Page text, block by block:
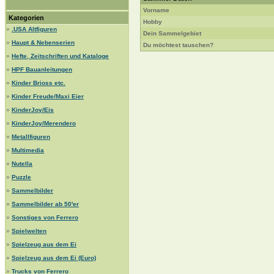
Kategorien
»
.USA Altfiguren
» Haupt & Nebenserien
» Hefte, Zeitschriften und Kataloge
» HPF Bauanleitungen
» Kinder Brioss etc.
» Kinder Freude/Maxi Eier
» KinderJoy/Eis
» KinderJoy/Merendero
» Metallfiguren
» Multimedia
» Nutella
» Puzzle
» Sammelbilder
» Sammelbilder ab 50'er
» Sonstiges von Ferrero
» Spielwelten
» Spielzeug aus dem Ei
» Spielzeug aus dem Ei (Euro)
» Trucks von Ferrero
Vorname
Hobby
Dein Sammelgebiet
Du möchtest tauschen?